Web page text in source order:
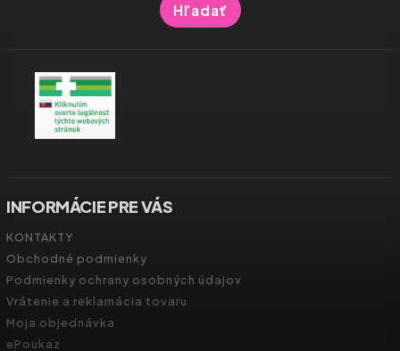
Hľadať
INFORMÁCIE PRE VÁS
KONTAKTY
Obchodné podmienky
Podmienky ochrany osobných údajov
Vrátenie a reklamácia tovaru
Moja objednávka
ePoukaz